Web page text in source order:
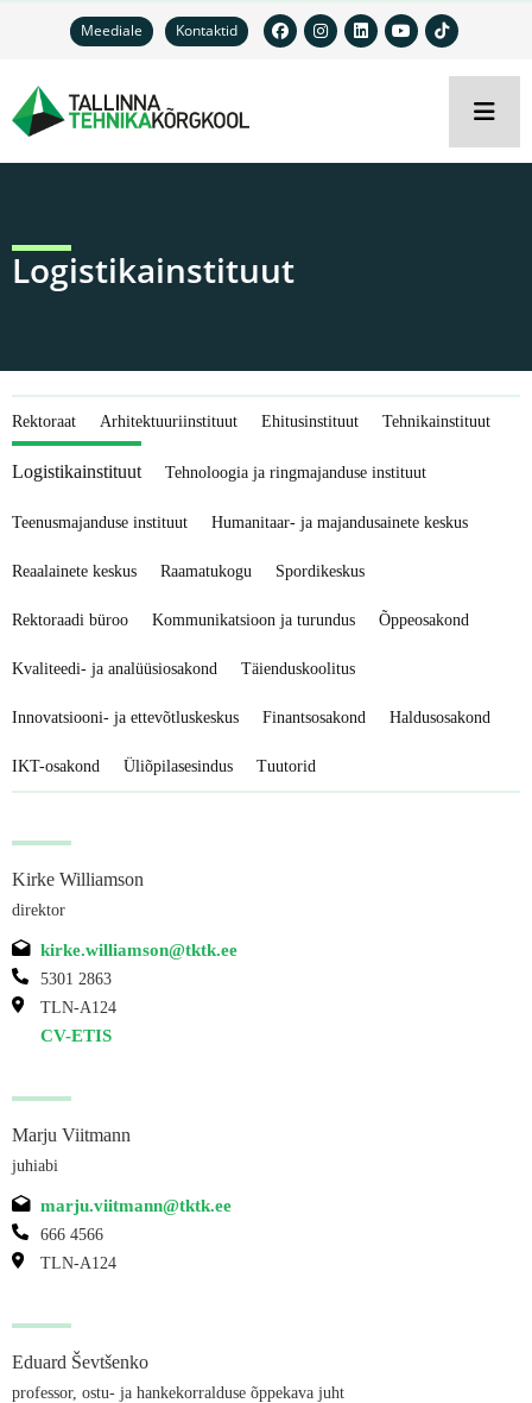
Meediale Kontaktid
Logistikainstituut
Rektoraat Arhitektuuriinstituut Ehitusinstituut Tehnikainstituut
Logistikainstituut Tehnoloogia ja ringmajanduse instituut
Teenusmajanduse instituut Humanitaar- ja majandusainete keskus
Reaalainete keskus Raamatukogu Spordikeskus
Rektoraadi büroo Kommunikatsioon ja turundus Õppeosakond
Kvaliteedi- ja analüüsiosakond Täienduskoolitus
Innovatsiooni- ja ettevõtluskeskus Finantsosakond Haldusosakond
IKT-osakond Üliõpilasesindus Tuutorid
Kirke Williamson
direktor
kirke.williamson@tktk.ee
5301 2863
TLN-A124
CV-ETIS
Marju Viitmann
juhiabi
marju.viitmann@tktk.ee
666 4566
TLN-A124
Eduard Ševtšenko
professor, ostu- ja hankekorralduse õppekava juht